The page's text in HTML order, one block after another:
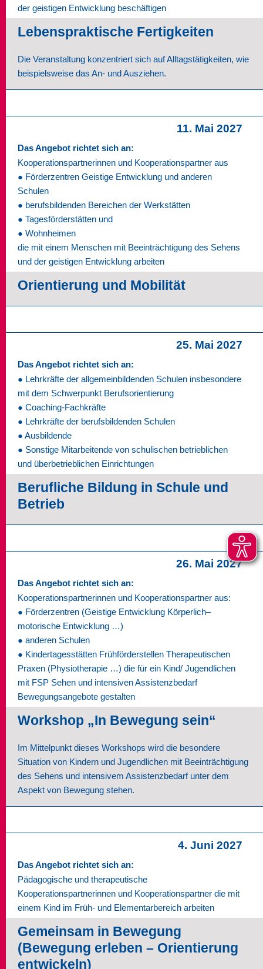
der geistigen Entwicklung beschäftigen
Lebenspraktische Fertigkeiten
Die Veranstaltung konzentriert sich auf Alltagstätigkeiten, wie
beispielsweise das An- und Ausziehen.
11. Mai 2027
Das Angebot richtet sich an:
Kooperationspartnerinnen und Kooperationspartner aus
● Förderzentren Geistige Entwicklung und anderen
Schulen
● berufsbildenden Bereichen der Werkstätten
● Tagesförderstätten und
● Wohnheimen
die mit einem Menschen mit Beeinträchtigung des Sehens
und der geistigen Entwicklung arbeiten
Orientierung und Mobilität
25. Mai 2027
Das Angebot richtet sich an:
● Lehrkräfte der allgemeinbildenden Schulen insbesondere
mit dem Schwerpunkt Berufsorientierung
● Coaching-Fachkräfte
● Lehrkräfte der berufsbildenden Schulen
● Ausbildende
● Sonstige Mitarbeitende von schulischen betrieblichen
und überbetrieblichen Einrichtungen
Berufliche Bildung in Schule und
Betrieb
26. Mai 2027
Das Angebot richtet sich an:
Kooperationspartnerinnen und Kooperationspartner aus:
● Förderzentren (Geistige Entwicklung Körperlich–
motorische Entwicklung …)
● anderen Schulen
● Kindertagesstätten Frühförderstellen Therapeutischen
Praxen (Physiotherapie …) die für ein Kind/ Jugendlichen
mit FSP Sehen und intensiven Assistenzbedarf
Bewegungsangebote gestalten
Workshop „In Bewegung sein“
Im Mittelpunkt dieses Workshops wird die besondere
Situation von Kindern und Jugendlichen mit Beeinträchtigung
des Sehens und intensivem Assistenzbedarf unter dem
Aspekt von Bewegung stehen.
4. Juni 2027
Das Angebot richtet sich an:
Pädagogische und therapeutische
Kooperationspartnerinnen und Kooperationspartner die mit
einem Kind im Früh- und Elementarbereich arbeiten
Gemeinsam in Bewegung
(Bewegung erleben – Orientierung
entwickeln)